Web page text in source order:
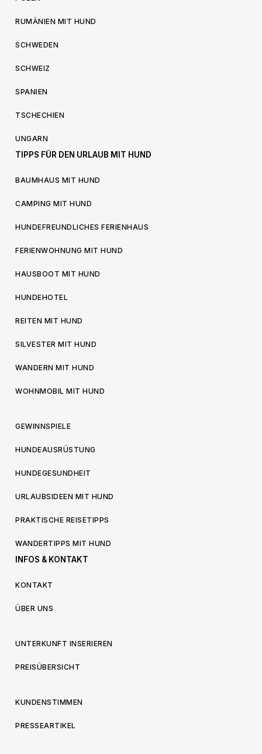
RUMÄNIEN MIT HUND
SCHWEDEN
SCHWEIZ
SPANIEN
TSCHECHIEN
UNGARN
TIPPS FÜR DEN URLAUB MIT HUND
BAUMHAUS MIT HUND
CAMPING MIT HUND
HUNDEFREUNDLICHES FERIENHAUS
FERIENWOHNUNG MIT HUND
HAUSBOOT MIT HUND
HUNDEHOTEL
REITEN MIT HUND
SILVESTER MIT HUND
WANDERN MIT HUND
WOHNMOBIL MIT HUND
GEWINNSPIELE
HUNDEAUSRÜSTUNG
HUNDEGESUNDHEIT
URLAUBSIDEEN MIT HUND
PRAKTISCHE REISETIPPS
WANDERTIPPS MIT HUND
INFOS & KONTAKT
KONTAKT
ÜBER UNS
UNTERKUNFT INSERIEREN
PREISÜBERSICHT
KUNDENSTIMMEN
PRESSEARTIKEL